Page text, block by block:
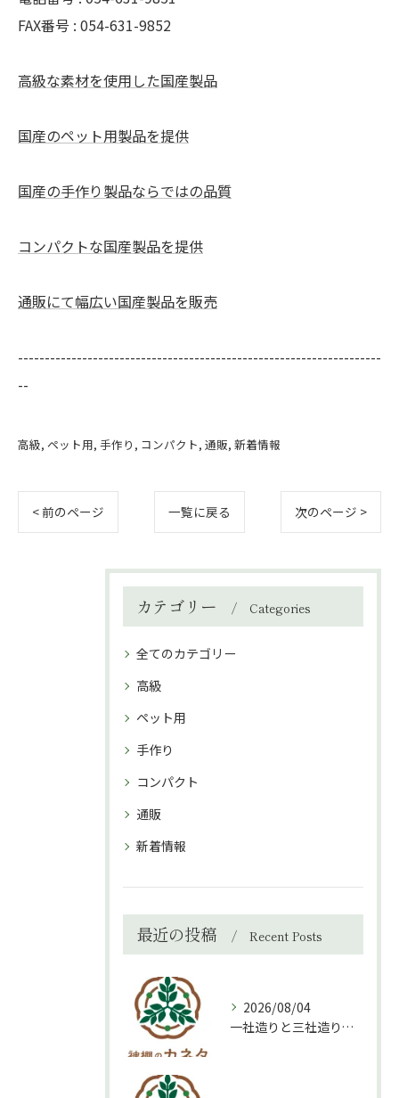
FAX番号 : 054-631-9852
高級な素材を使用した国産製品
国産のペット用製品を提供
国産の手作り製品ならではの品質
コンパクトな国産製品を提供
通販にて幅広い国産製品を販売
--------------------------------------------------------------------
--
高級 ペット用 手作り コンパクト 通販 新着情報
< 前のページ 一覧に戻る 次のページ >
カテゴリー Categories
全てのカテゴリー
高級
ペット用
手作り
コンパクト
通販
新着情報
最近の投稿 Recent Posts
2026/08/04
一社造りと三社造り、どちらを選ぶべき？